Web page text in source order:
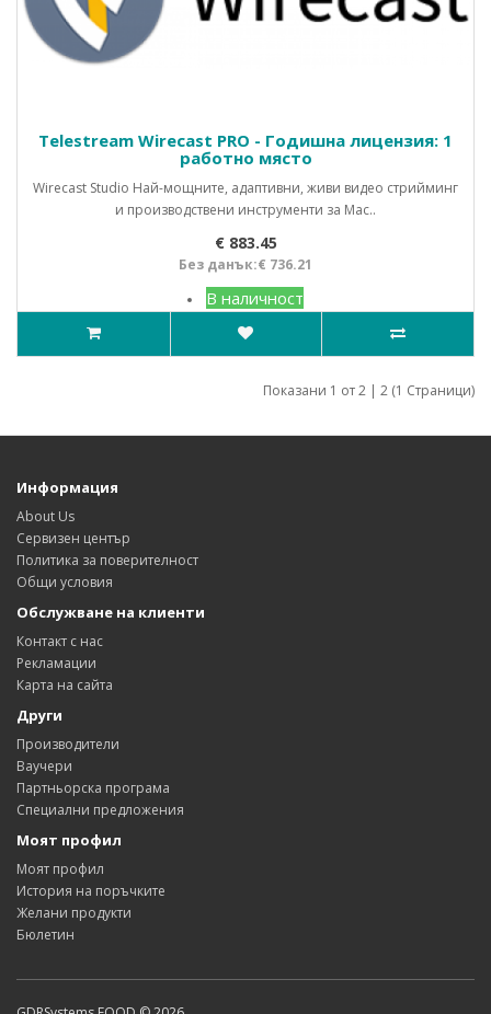
Telestream Wirecast PRO - Годишна лицензия: 1
работно място
Wirecast Studio Най-мощните, адаптивни, живи видео стрийминг
и производствени инструменти за Mac..
€ 883.45
Без данък:€ 736.21
В наличност
Показани 1 от 2 | 2 (1 Страници)
Информация
About Us
Сервизен център
Политика за поверителност
Общи условия
Обслужване на клиенти
Контакт с нас
Рекламации
Карта на сайта
Други
Производители
Ваучери
Партньорска програма
Специални предложения
Моят профил
Моят профил
История на поръчките
Желани продукти
Бюлетин